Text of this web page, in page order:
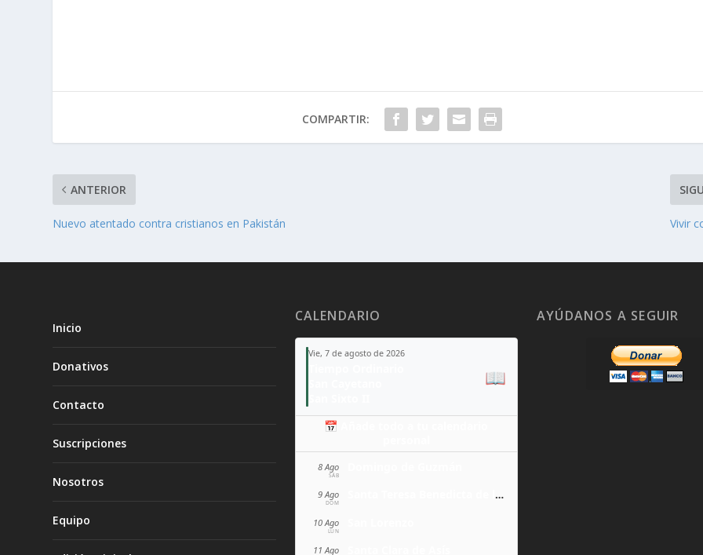
COMPARTIR:
ANTERIOR
Nuevo atentado contra cristianos en Pakistán Vivir
Inicio
Donativos
Contacto
Suscripciones
Nosotros
Equipo
CALENDARIO
Vie, 7 de agosto de 2026
📖
📅 Añade todo a tu calendario
8 Ago
SÁB
9 Ago
DOM
Santa Teresa Benedicta de la Cruz
10 Ago
LUN
11 Ago
AYÚDANOS A SEGUIR